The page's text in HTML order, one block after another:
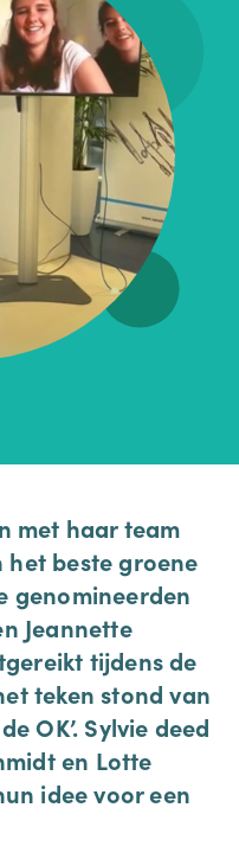
met haar team
beste groene
genomineerden
Jeannette
tijdens de
teken stond van
OK’. Sylvie deed
en Lotte
idee voor een